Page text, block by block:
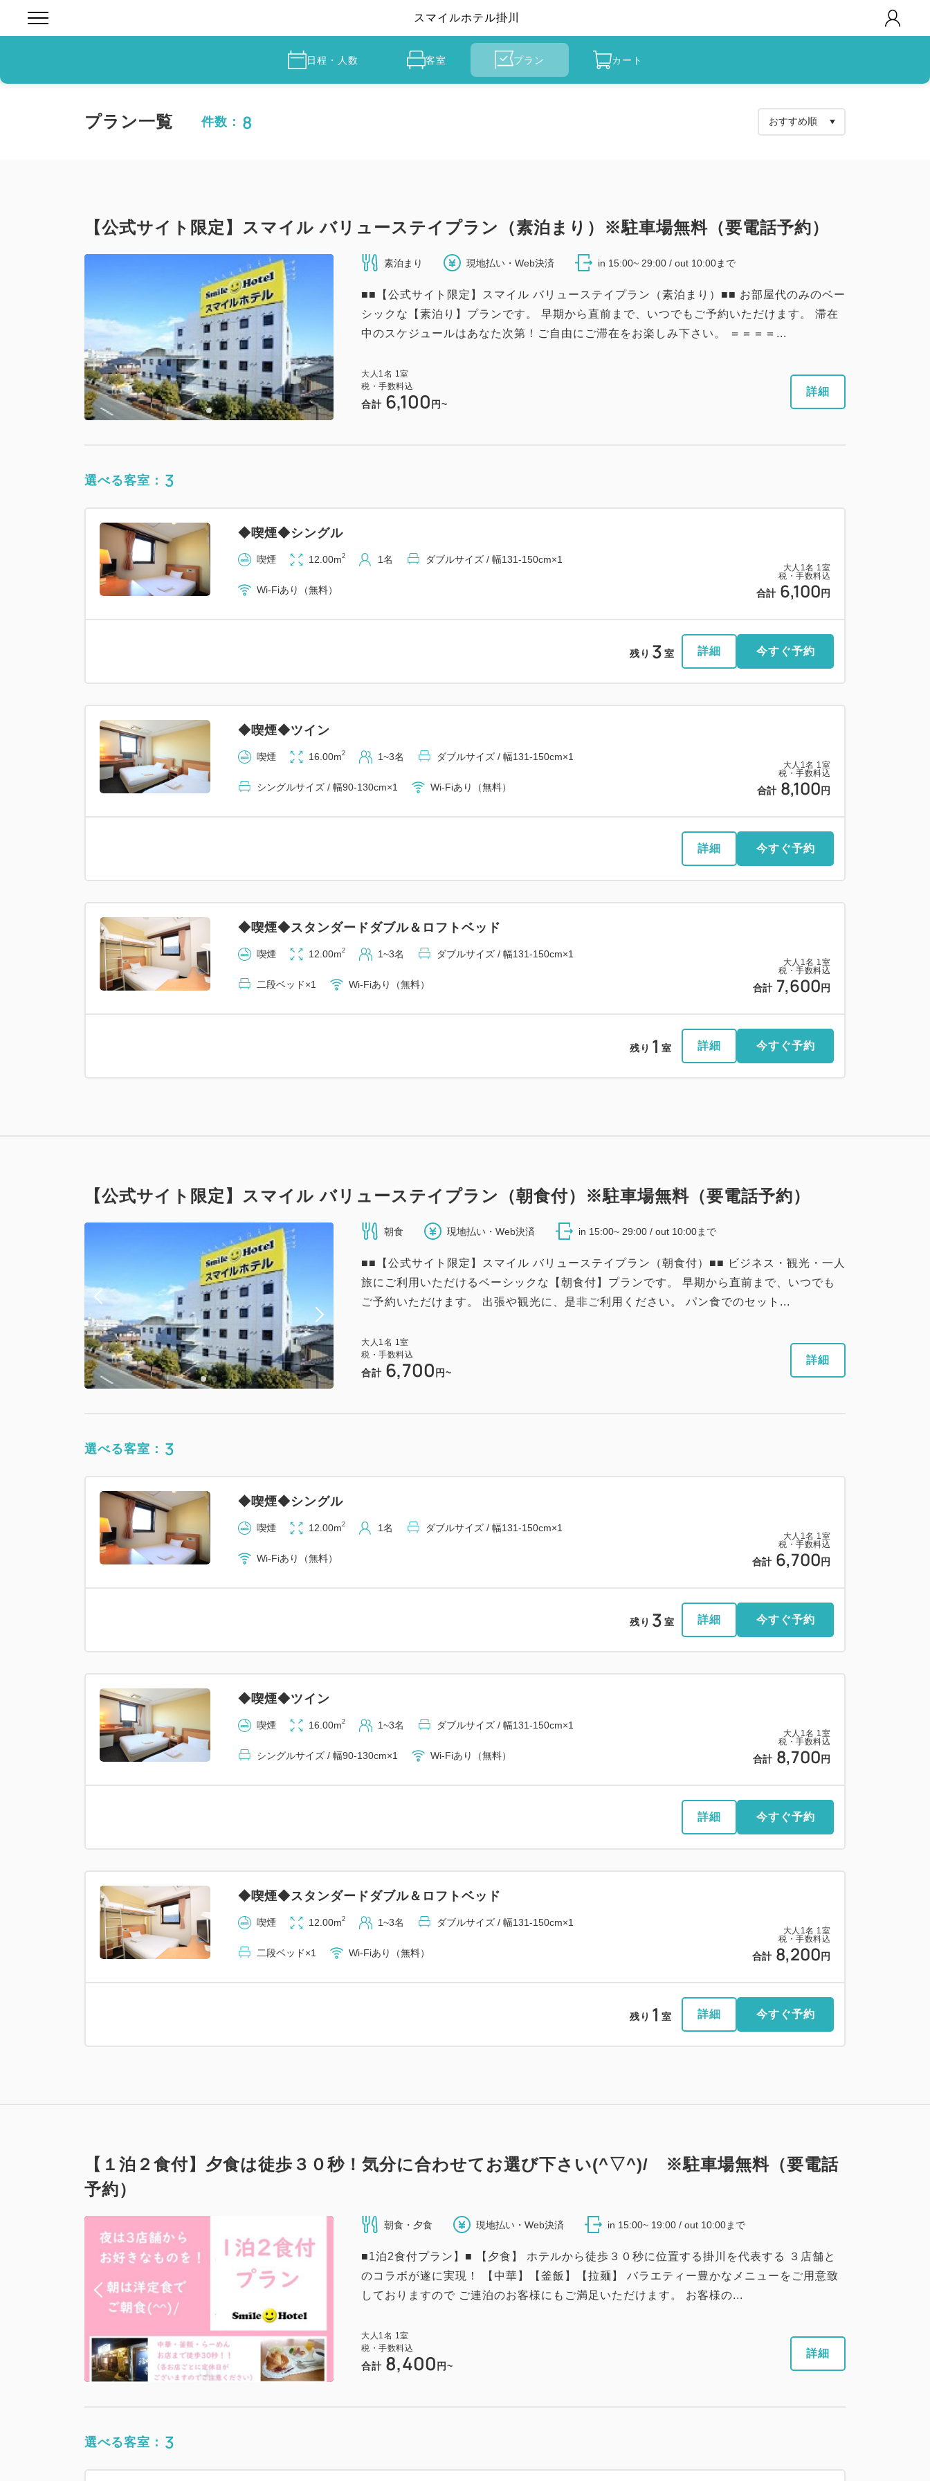
スマイルホテル掛川
日程・人数 客室 プラン カート
プラン一覧 件数： 8
【公式サイト限定】スマイル バリューステイプラン（素泊まり）※駐車場無料（要電話予約）
素泊まり 現地払い・Web決済 in 15:00~ 29:00 / out 10:00まで
■■【公式サイト限定】スマイル バリューステイプラン（素泊まり）■■ お部屋代のみのベー
シックな【素泊り】プランです。 早期から直前まで、いつでもご予約いただけます。 滞在
中のスケジュールはあなた次第！ご自由にご滞在をお楽しみ下さい。 ＝＝＝＝...
大人 1名 1室
税・手数料込
合計 6,100 円~
詳細
選べる客室： 3
大人 1名 1室
税・手数料込
合計 6,100 円
◆喫煙◆シングル
喫煙 12.00m2 1名 ダブルサイズ / 幅131-150cm×1
Wi-Fiあり（無料）
残り 3 室 詳細 今すぐ予約
大人 1名 1室
税・手数料込
合計 8,100 円
◆喫煙◆ツイン
喫煙 16.00m2 1~3名 ダブルサイズ / 幅131-150cm×1
シングルサイズ / 幅90-130cm×1 Wi-Fiあり（無料）
詳細 今すぐ予約
大人 1名 1室
税・手数料込
合計 7,600 円
◆喫煙◆スタンダードダブル＆ロフトベッド
喫煙 12.00m2 1~3名 ダブルサイズ / 幅131-150cm×1
二段ベッド×1 Wi-Fiあり（無料）
残り 1 室 詳細 今すぐ予約
【公式サイト限定】スマイル バリューステイプラン（朝食付）※駐車場無料（要電話予約）
朝食 現地払い・Web決済 in 15:00~ 29:00 / out 10:00まで
■■【公式サイト限定】スマイル バリューステイプラン（朝食付）■■ ビジネス・観光・一人
旅にご利用いただけるベーシックな【朝食付】プランです。 早期から直前まで、いつでも
ご予約いただけます。 出張や観光に、是非ご利用ください。 パン食でのセット...
大人 1名 1室
税・手数料込
合計 6,700 円~
詳細
選べる客室： 3
大人 1名 1室
税・手数料込
合計 6,700 円
◆喫煙◆シングル
喫煙 12.00m2 1名 ダブルサイズ / 幅131-150cm×1
Wi-Fiあり（無料）
残り 3 室 詳細 今すぐ予約
大人 1名 1室
税・手数料込
合計 8,700 円
◆喫煙◆ツイン
喫煙 16.00m2 1~3名 ダブルサイズ / 幅131-150cm×1
シングルサイズ / 幅90-130cm×1 Wi-Fiあり（無料）
詳細 今すぐ予約
大人 1名 1室
税・手数料込
合計 8,200 円
◆喫煙◆スタンダードダブル＆ロフトベッド
喫煙 12.00m2 1~3名 ダブルサイズ / 幅131-150cm×1
二段ベッド×1 Wi-Fiあり（無料）
残り 1 室 詳細 今すぐ予約
【１泊２食付】夕食は徒歩３０秒！気分に合わせてお選び下さい(^▽^)/ ※駐車場無料（要電話
予約）
朝食・夕食 現地払い・Web決済 in 15:00~ 19:00 / out 10:00まで
■1泊2食付プラン】■ 【夕食】 ホテルから徒歩３０秒に位置する掛川を代表する ３店舗と
のコラボが遂に実現！ 【中華】【釜飯】【拉麺】 バラエティー豊かなメニューをご用意致
しておりますので ご連泊のお客様にもご満足いただけます。 お客様の...
大人 1名 1室
税・手数料込
合計 8,400 円~
詳細
選べる客室： 3